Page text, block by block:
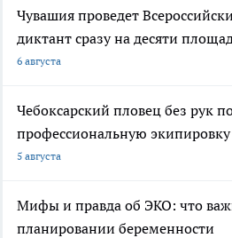
Чувашия проведет
диктант сразу на десяти
6 августа
Чебоксарский пловец без рук
профессиональную
5 августа
Мифы и правда об ЭКО: что
планировании беременности